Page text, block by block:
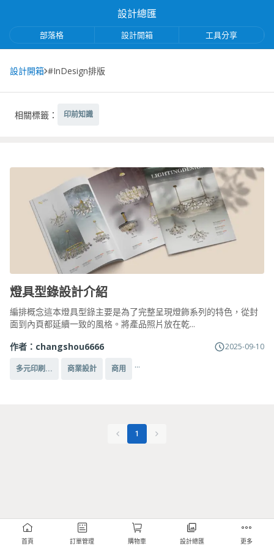
設計總匯
部落格 設計開箱 工具分享
設計開箱 #InDesign排版
相關標籤： 印前知識
燈具型錄設計介紹
編排概念這本燈具型錄主要是為了完整呈現燈飾系列的特色，從封
面到內頁都延續一致的風格。將產品照片放在乾...
作者： changshou6666 2025-09-10
多元印刷... 商業設計 商用 ...
1
首頁 訂單管理 購物車 設計總匯 更多